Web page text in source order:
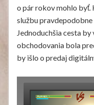
o pár rokov mohlo byť.
službu
Jednoduchšia cesta
obchodovania bola
by išlo o predaj